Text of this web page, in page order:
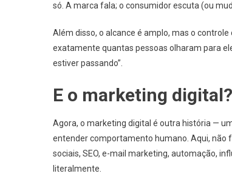
só. A marca fala; o consumidor escuta (ou
Além disso, o alcance é amplo, mas o
exatamente quantas pessoas olharam para
estiver passando”.
E o marketing
Agora, o marketing digital é outra história —
entender comportamento humano. Aqui, não
sociais, SEO, e-mail marketing, automação,
literalmente.